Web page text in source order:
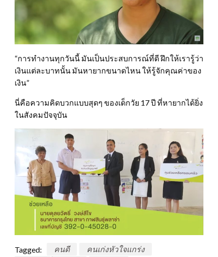
“การทำงานทุกวันนี้ มันเป็นประสบการณ์ที่ดี ฝึกให้เรารู้ว่า
เงินแต่ละบาทนั้น มันหายากขนาดไหน ให้รู้จักคุณค่าของ
เงิน”
นี่คือความคิดบวกแบบสุดๆ ของเด็กวัย 17 ปี ที่หายากได้ยิ่ง
ในสังคมปัจจุบัน
Tagged: คนดี
คนเก่งหัวใจแกร่ง